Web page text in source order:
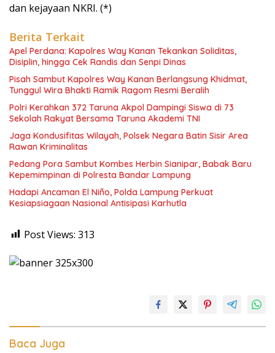
dan kejayaan NKRI. (*)
Berita Terkait
Apel Perdana: Kapolres Way Kanan Tekankan Soliditas,
Disiplin, hingga Cek Randis dan Senpi Dinas
Pisah Sambut Kapolres Way Kanan Berlangsung Khidmat,
Tunggul Wira Bhakti Ramik Ragom Resmi Beralih
Polri Kerahkan 372 Taruna Akpol Dampingi Siswa di 73
Sekolah Rakyat Bersama Taruna Akademi TNI
Jaga Kondusifitas Wilayah, Polsek Negara Batin Sisir Area
Rawan Kriminalitas
Pedang Pora Sambut Kombes Herbin Sianipar, Babak Baru
Kepemimpinan di Polresta Bandar Lampung
Hadapi Ancaman El Niño, Polda Lampung Perkuat
Kesiapsiagaan Nasional Antisipasi Karhutla
Post Views: 313
Baca Juga